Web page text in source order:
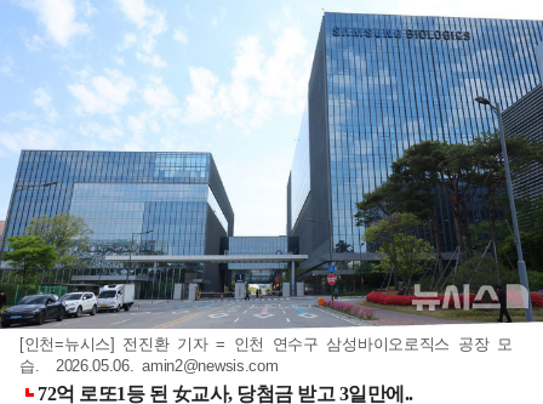
[인천=뉴시스] 전진환 기자 = 인천 연수구 삼성바이오로직스 공장 모
습. 2026.05.06.amin2@newsis.com